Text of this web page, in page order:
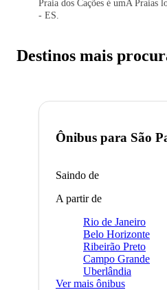
Praia dos Cações é umA Praias
- ES.
Destinos mais
Ônibus para São
Saindo de
A partir de
Rio de Janeiro
Belo Horizonte
Ribeirão Preto
Campo Grande
Uberlândia
Ver mais ônibus